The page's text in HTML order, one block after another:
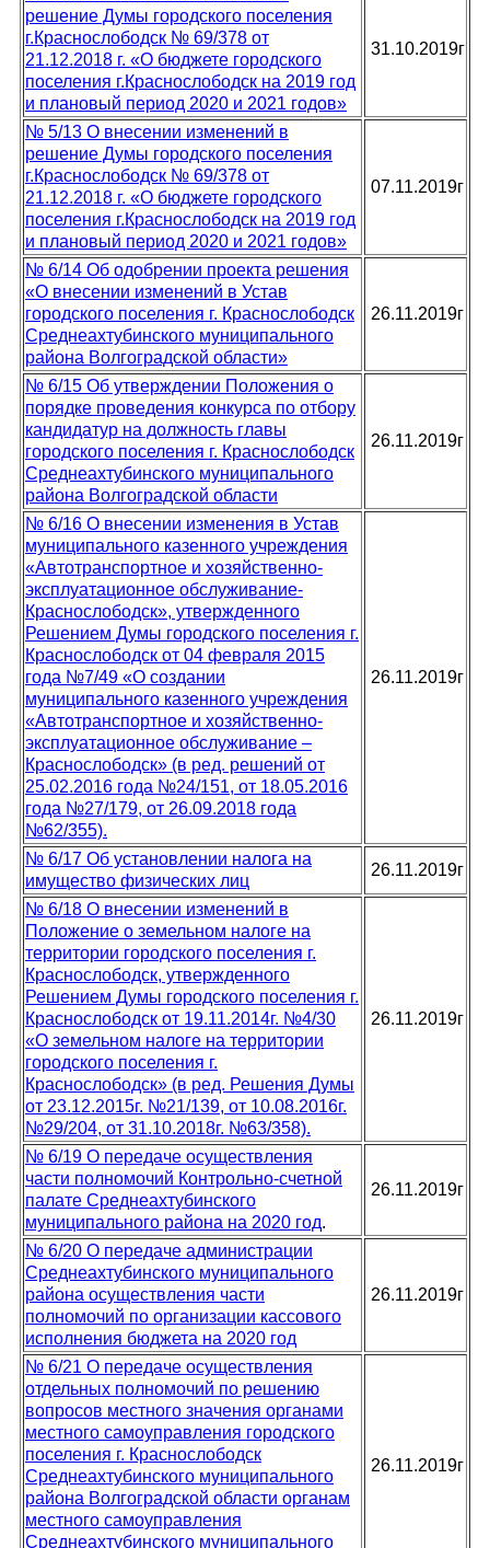
решение Думы городского поселения
г.Краснослободск № 69/378 от
21.12.2018 г. «О бюджете городского
поселения г.Краснослободск на 2019 год
и плановый период 2020 и 2021 годов»
31.10.2019г
№ 5/13 О внесении изменений в
решение Думы городского поселения
г.Краснослободск № 69/378 от
21.12.2018 г. «О бюджете городского
поселения г.Краснослободск на 2019 год
и плановый период 2020 и 2021 годов»
07.11.2019г
№ 6/14 Об одобрении проекта решения
«О внесении изменений в Устав
городского поселения г. Краснослободск
Среднеахтубинского муниципального
района Волгоградской области»
26.11.2019г
№ 6/15 Об утверждении Положения о
порядке проведения конкурса по отбору
кандидатур на должность главы
городского поселения г. Краснослободск
Среднеахтубинского муниципального
района Волгоградской области
26.11.2019г
№ 6/16 О внесении изменения в Устав
муниципального казенного учреждения
«Автотранспортное и хозяйственно-
эксплуатационное обслуживание-
Краснослободск», утвержденного
Решением Думы городского поселения г.
Краснослободск от 04 февраля 2015
года №7/49 «О создании
муниципального казенного учреждения
«Автотранспортное и хозяйственно-
эксплуатационное обслуживание –
Краснослободск» (в ред. решений от
25.02.2016 года №24/151, от 18.05.2016
года №27/179, от 26.09.2018 года
№62/355).
26.11.2019г
№ 6/17 Об установлении налога на
имущество физических лиц
26.11.2019г
№ 6/18 О внесении изменений в
Положение о земельном налоге на
территории городского поселения г.
Краснослободск, утвержденного
Решением Думы городского поселения г.
Краснослободск от 19.11.2014г. №4/30
«О земельном налоге на территории
городского поселения г.
Краснослободск» (в ред. Решения Думы
от 23.12.2015г. №21/139, от 10.08.2016г.
№29/204, от 31.10.2018г. №63/358).
26.11.2019г
№ 6/19 О передаче осуществления
части полномочий Контрольно-счетной
палате Среднеахтубинского
муниципального района на 2020 год.
26.11.2019г
№ 6/20 О передаче администрации
Среднеахтубинского муниципального
района осуществления части
полномочий по организации кассового
исполнения бюджета на 2020 год
26.11.2019г
№ 6/21 О передаче осуществления
отдельных полномочий по решению
вопросов местного значения органами
местного самоуправления городского
поселения г. Краснослободск
Среднеахтубинского муниципального
района Волгоградской области органам
местного самоуправления
Среднеахтубинского муниципального
26.11.2019г